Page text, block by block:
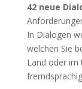
42 neue
In Dialogen
welchen Sie
Land oder im